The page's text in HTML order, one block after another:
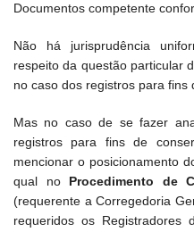
Documentos competente
Não há jurisprudência
respeito da questão particular
no caso dos registros para fins
Mas no caso de se fazer
registros para fins de
mencionar o posicionamento
qual no Procedimento de
(requerente a Corregedoria
requeridos os Registradores